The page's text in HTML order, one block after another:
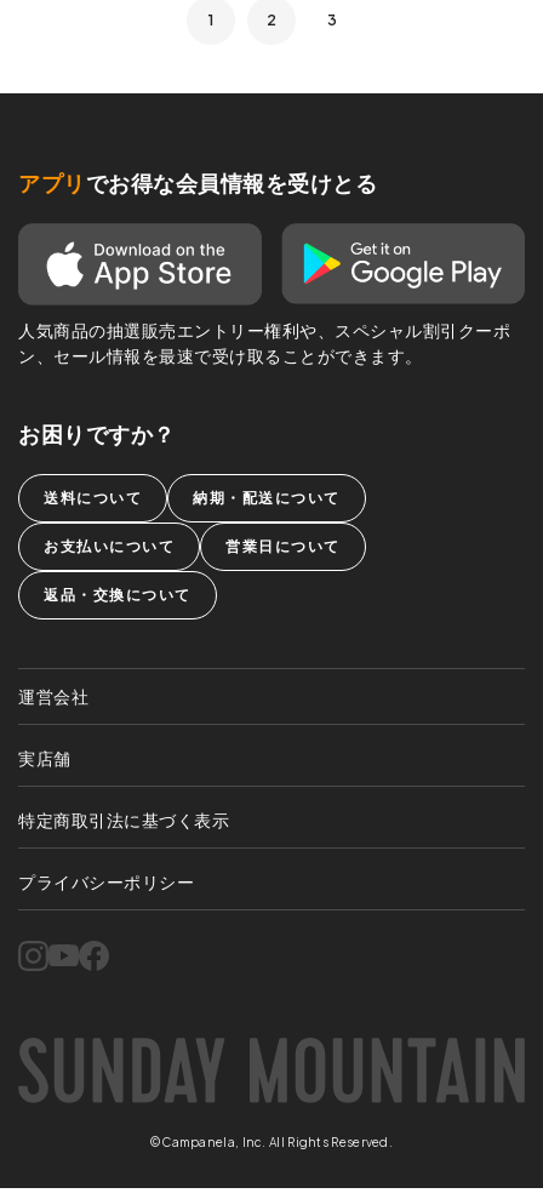
1 2 3
アプリ でお得な会員情報を受けとる
人気商品の抽選販売エントリー権利や、スペシャル割引クーポ
ン、セール情報を最速で受け取ることができます。
お困りですか？
送料について 納期・配送について
お支払いについて 営業日について
返品・交換について
運営会社
実店舗
特定商取引法に基づく表示
プライバシーポリシー
©Campanela, Inc. All Rights Reserved.